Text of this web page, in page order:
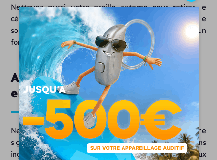
Nettoyez aussi votre oreille externe pour retirer le
cérumen accumulé pendant la nuit. Cette routine, le
soir et au réveil, garantit une bonne hygiène et un
fonctionnement optimal de vos appareils.
Alternatives pour mieux
entendre la nuit
Ne pas porter ses appareils pendant le sommeil ne
signifie pas rester isolé de tout son. Des solutions
ingénieuses permettent de percevoir certains signaux